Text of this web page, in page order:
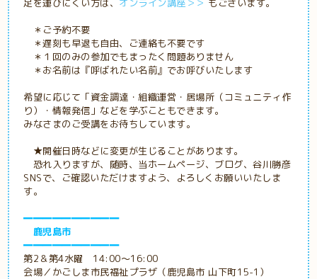
足を運びにくい方は、 オンライン講座＞＞ もございます。
＊ご予約不要
＊遅刻も早退も自由、ご連絡も不要です
＊１回のみの参加でもまったく問題ありません
＊お名前は『呼ばれたい名前』でお呼びいたします
希望に応じて「資金調達・組織運営・居場所（コミュニティ作
り）・情報発信」などを学ぶこともできます。
みなさまのご受講をお待ちしています。
★開催日時などに変更が生じることがあります。
恐れ入りますが、随時、当ホームページ、ブログ、谷川勝彦
SNSで、ご確認いただけますよう、よろしくお願いいたしま
す。
━━━━━━━━━━
鹿児島市
━━━━━━━━━━
第2＆第4水曜 14:00～16:00
会場／かごしま市民福祉プラザ（鹿児島市 山下町15-1）